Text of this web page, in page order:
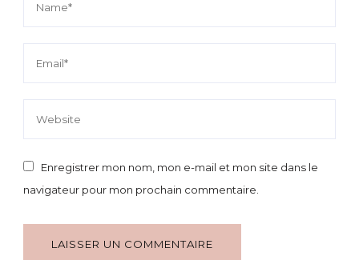
Enregistrer mon nom, mon e-mail et mon site dans le
navigateur pour mon prochain commentaire.